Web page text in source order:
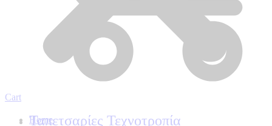
Home
Cart
Ταπετσαρίες Τεχνοτροπία